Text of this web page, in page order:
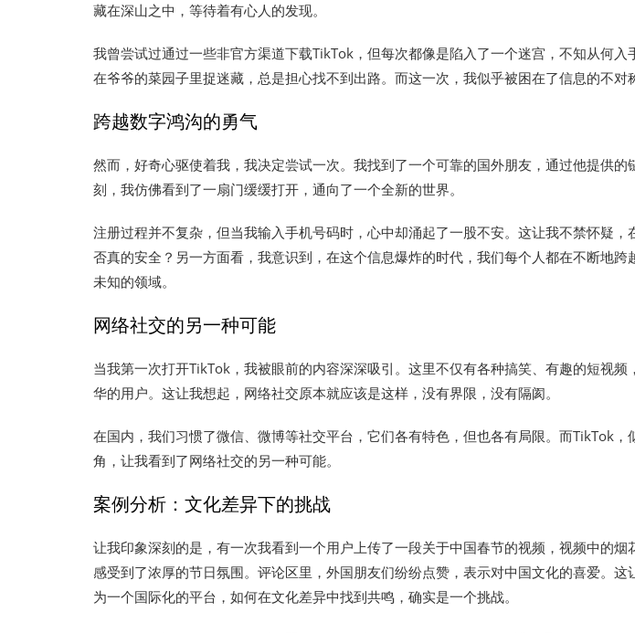
藏在深山之中，等待着有心人的发现。
我曾尝试过通过一些非官方渠道下载TikTok，但每次都像是陷入了一个迷宫，不知从何入
在爷爷的菜园子里捉迷藏，总是担心找不到出路。而这一次，我似乎被困在了信息的不对
跨越数字鸿沟的勇气
然而，好奇心驱使着我，我决定尝试一次。我找到了一个可靠的国外朋友，通过他提供的
刻，我仿佛看到了一扇门缓缓打开，通向了一个全新的世界。
注册过程并不复杂，但当我输入手机号码时，心中却涌起了一股不安。这让我不禁怀疑，
否真的安全？另一方面看，我意识到，在这个信息爆炸的时代，我们每个人都在不断地跨
未知的领域。
网络社交的另一种可能
当我第一次打开TikTok，我被眼前的内容深深吸引。这里不仅有各种搞笑、有趣的短视频
华的用户。这让我想起，网络社交原本就应该是这样，没有界限，没有隔阂。
在国内，我们习惯了微信、微博等社交平台，它们各有特色，但也各有局限。而TikTok，
角，让我看到了网络社交的另一种可能。
案例分析：文化差异下的挑战
让我印象深刻的是，有一次我看到一个用户上传了一段关于中国春节的视频，视频中的烟
感受到了浓厚的节日氛围。评论区里，外国朋友们纷纷点赞，表示对中国文化的喜爱。这
为一个国际化的平台，如何在文化差异中找到共鸣，确实是一个挑战。